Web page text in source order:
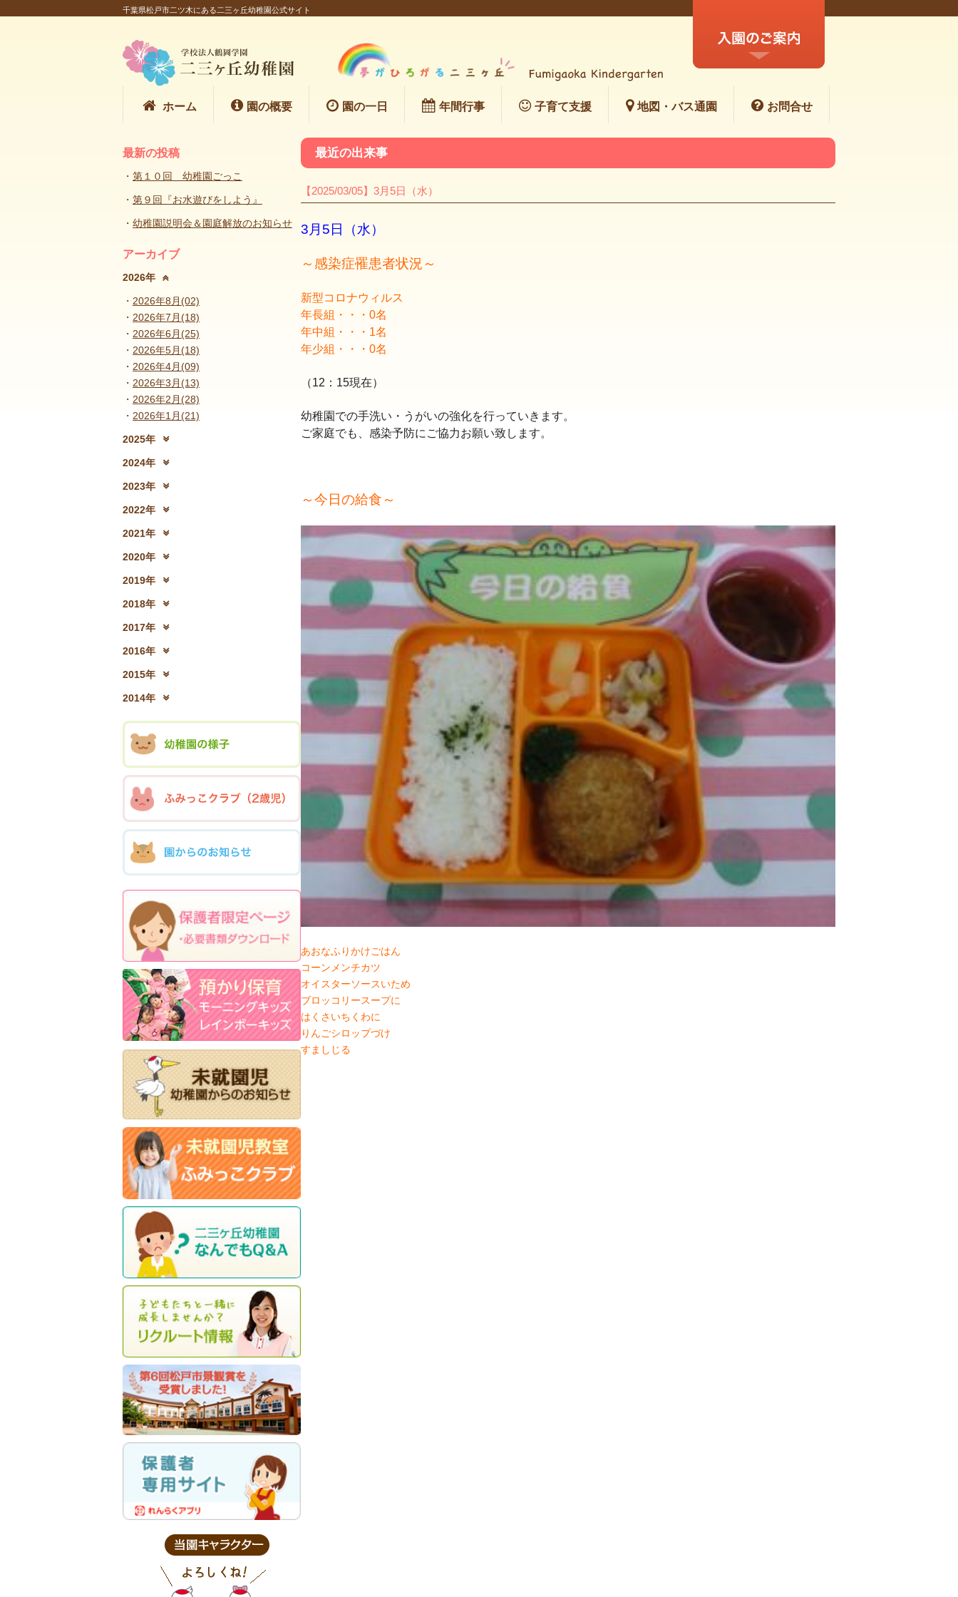
千葉県松戸市二ツ木にある二三ヶ丘幼稚園公式サイト
ホーム 園の概要 園の一日 年間行事 子育て支援 地図・バス通園 お問合せ
最新の投稿
第１０回 幼稚園ごっこ
第９回『お水遊びをしよう』
幼稚園説明会＆園庭解放のお知らせ
アーカイブ
2026年
2026年8月(02)
2026年7月(18)
2026年6月(25)
2026年5月(18)
2026年4月(09)
2026年3月(13)
2026年2月(28)
2026年1月(21)
2025年
2025年12月(15)
2024年
2024年12月(18)
2023年
2023年12月(19)
2023年11月(19)
2022年
2022年12月(13)
2022年11月(13) 2022年10月(28) 2022年9月(21)
2021年
2021年12月(08)
2021年10月(08) 2021年9月(05)
2020年
2020年12月(10)
2020年10月(13) 2020年9月(07)
2019年
2019年12月(10)
2019年11月(12) 2019年10月(09) 2019年9月(12)
2018年
2018年12月(08)
2018年10月(10) 2018年9月(08)
2017年
2017年12月(04)
2017年10月(10) 2017年9月(10)
2016年
2016年12月(03)
2016年10月(06)
2015年
2015年12月(05)
2015年10月(08)
2014年
2014年11月(10) 2014年10月(13) 2014年9月(17)
最近の出来事
【2025/03/05】3月5日（水）
3月5日（水）
～ 感染症罹患者状況～
新型コロナウィルス
年長組・・・0名
年中組・・・1名
年少組・・・0名
（12：15現在）
幼稚園での手洗い・うがいの強化を行っていきます。
ご家庭でも、感染予防に ご協力お願い致します。
～今日の給食～
あおなふりかけごはん
コーンメンチカツ
オイスターソースいため
ブロッコリースープに
はくさいちくわに
りんごシロップづけ
すましじる